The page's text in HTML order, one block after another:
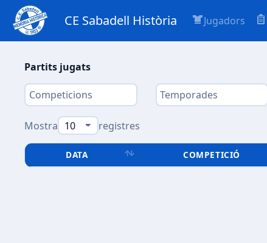
CE Sabadell Història Jugadors
Partits jugats
Mostra registres
DATA COMPETICIÓ